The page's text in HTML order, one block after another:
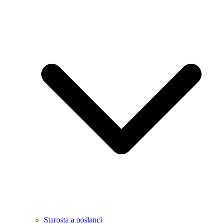
Starosta a poslanci